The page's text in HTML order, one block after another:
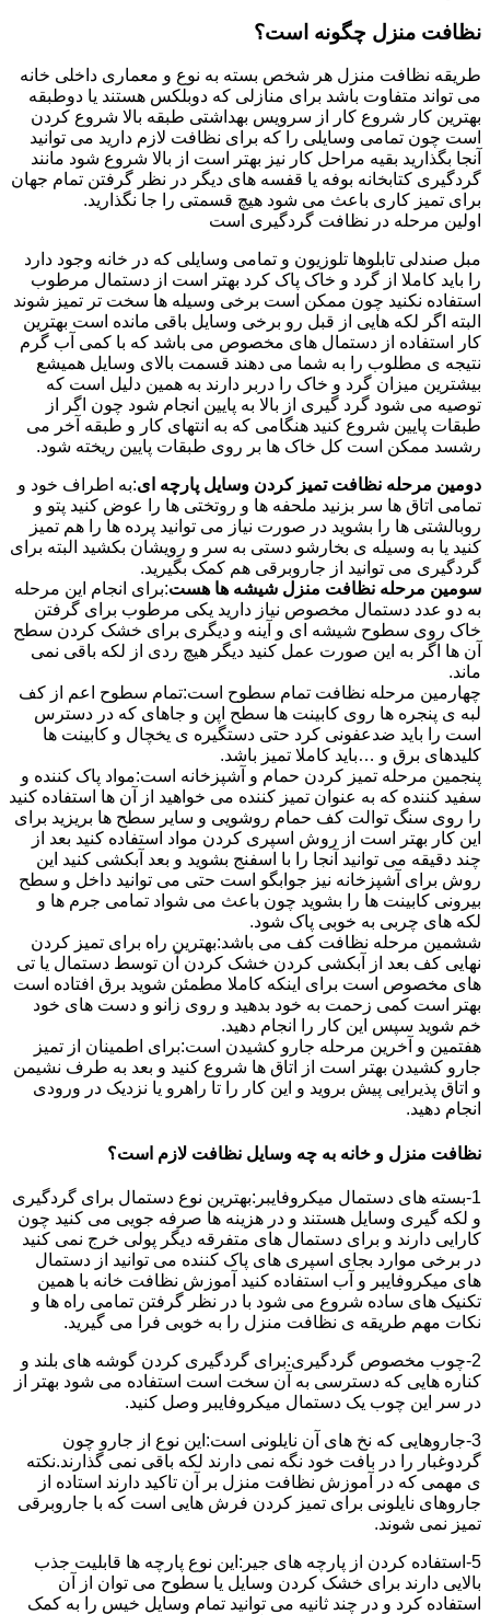
نظافت منزل چگونه است؟
طریقه نظافت منزل هر شخص بسته به نوع و معماری داخلی خانه
می تواند متفاوت باشد برای منازلی که دوبلکس هستند یا دوطبقه
بهترین کار شروع کار از سرویس بهداشتی طبقه بالا شروع کردن
است چون تمامی وسایلی را که برای نظافت لازم دارید می توانید
آنجا بگذارید بقیه مراحل کار نیز بهتر است از بالا شروع شود مانند
گردگیری کتابخانه بوفه یا قفسه های دیگر در نظر گرفتن تمام جهان
برای تمیز کاری باعث می شود هیچ قسمتی را جا نگذارید.
اولین مرحله در نظافت گردگیری است
مبل صندلی تابلوها تلوزیون و تمامی وسایلی که در خانه وجود دارد
را باید کاملا از گرد و خاک پاک کرد بهتر است از دستمال مرطوب
استفاده نکنید چون ممکن است برخی وسیله ها سخت تر تمیز شوند
البته اگر لکه هایی از قبل رو برخی وسایل باقی مانده است بهترین
کار استفاده از دستمال های مخصوص می باشد که با کمی آب گرم
نتیجه ی مطلوب را به شما می دهند قسمت بالای وسایل همیشع
بیشترین میزان گرد و خاک را دربر دارند به همین دلیل است که
توصیه می شود گرد گیری از بالا به پایین انجام شود چون اگر از
طبقات پایین شروع کنید هنگامی که به انتهای کار و طبقه آخر می
رشسد ممکن است کل خاک ها بر روی طبقات پایین ریخته شود.
دومین مرحله نظافت تمیز کردن وسایل پارچه ای:به اطراف خود و
تمامی اتاق ها سر بزنید ملحفه ها و روتختی ها را عوض کنید پتو و
روبالشتی ها را بشوید در صورت نیاز می توانید پرده ها را هم تمیز
کنید یا به وسیله ی بخارشو دستی به سر و رویشان بکشید البته برای
گردگیری می توانید از جاروبرقی هم کمک بگیرید.
سومین مرحله نظافت منزل شیشه ها هست:برای انجام این مرحله
به دو عدد دستمال مخصوص نیاز دارید یکی مرطوب برای گرفتن
خاک روی سطوح شیشه ای و آینه و دیگری برای خشک کردن سطح
آن ها اگر به این صورت عمل کنید دیگر هیچ ردی از لکه باقی نمی
ماند.
چهارمین مرحله نظافت تمام سطوح است:تمام سطوح اعم از کف
لبه ی پنجره ها روی کابینت ها سطح اپن و جاهای که در دسترس
است را باید ضدعفونی کرد حتی دستگیره ی یخچال و کابینت ها
کلیدهای برق و …باید کاملا تمیز باشد.
پنجمین مرحله تمیز کردن حمام و آشپزخانه است:مواد پاک کننده و
سفید کننده که به عنوان تمیز کننده می خواهید از آن ها استفاده کنید
را روی سنگ توالت کف حمام روشویی و سایر سطح ها بریزید برای
این کار بهتر است از روش اسپری کردن مواد استفاده کنید بعد از
چند دقیقه می توانید آنجا را با اسفنج بشوید و بعد آبکشی کنید این
روش برای آشپزخانه نیز جوابگو است حتی می توانید داخل و سطح
بیرونی کابینت ها را بشوید چون باعث می شواد تمامی جرم ها و
لکه های چربی به خوبی پاک شود.
ششمین مرحله نظافت کف می باشد:بهترین راه برای تمیز کردن
نهایی کف بعد از آبکشی کردن خشک کردن آن توسط دستمال یا تی
های مخصوص است برای اینکه کاملا مطمئن شوید برق افتاده است
بهتر است کمی زحمت به خود بدهید و روی زانو و دست های خود
خم شوید سپس این کار را انجام دهید.
هفتمین و آخرین مرحله جارو کشیدن است:برای اطمینان از تمیز
جارو کشیدن بهتر است از اتاق ها شروع کنید و بعد به طرف نشیمن
و اتاق پذیرایی پیش بروید و این کار را تا راهرو یا نزدیک در ورودی
انجام دهید.
نظافت منزل و خانه به چه وسایل نظافت لازم است؟
1-بسته های دستمال میکروفایبر:بهترین نوع دستمال برای گردگیری
و لکه گیری وسایل هستند و در هزینه ها صرفه جویی می کنید چون
کارایی دارند و برای دستمال های متفرقه دیگر پولی خرج نمی کنید
در برخی موارد بجای اسپری های پاک کننده می توانید از دستمال
های میکروفایبر و آب استفاده کنید آموزش نظافت خانه با همین
تکنیک های ساده شروع می شود با در نظر گرفتن تمامی راه ها و
نکات مهم طریقه ی نظافت منزل را به خوبی فرا می گیرید.
2-چوب مخصوص گردگیری:برای گردگیری کردن گوشه های بلند و
کناره هایی که دسترسی به آن سخت است استفاده می شود بهتر از
در سر این چوب یک دستمال میکروفایبر وصل کنید.
3-جاروهایی که نخ های آن نایلونی است:این نوع از جارو چون
گردوغبار را در بافت خود نگه نمی دارند لکه باقی نمی گذارند.نکته
ی مهمی که در آموزش نظافت منزل بر آن تاکید دارند استاده از
جاروهای نایلونی برای تمیز کردن فرش هایی است که با جاروبرقی
تمیز نمی شوند.
5-استفاده کردن از پارچه های جیر:این نوع پارچه ها قابلیت جذب
بالایی دارند برای خشک کردن وسایل یا سطوح می توان از آن
استفاده کرد و در چند ثانیه می توانید تمام وسایل خیس را به کمک